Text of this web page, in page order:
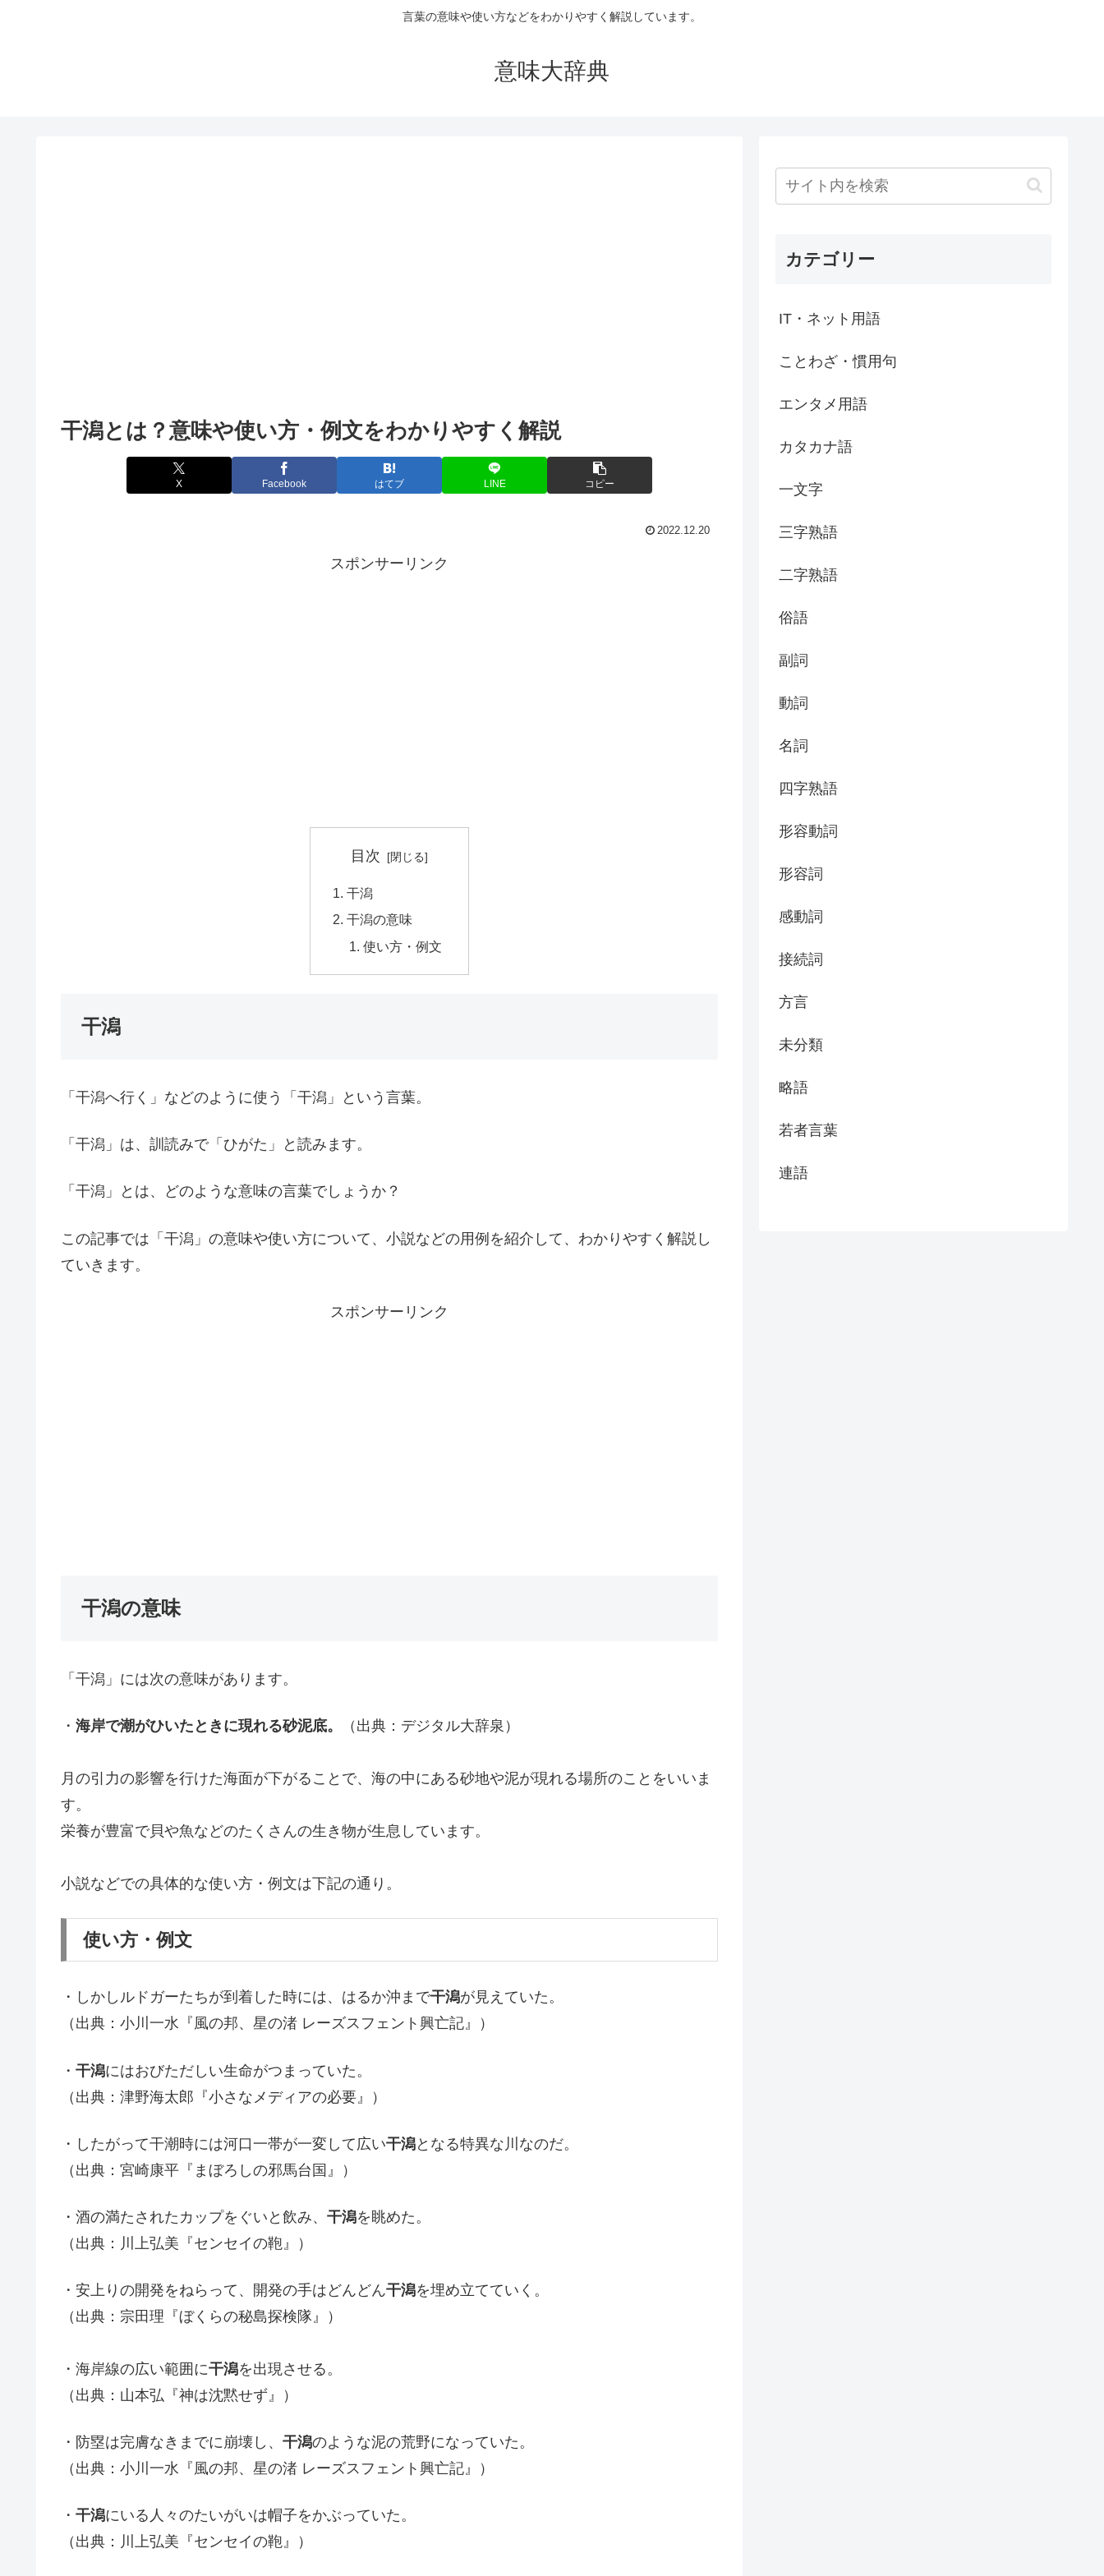
言葉の意味や使い方などをわかりやすく解説しています。
意味大辞典
干潟とは？意味や使い方・例文をわかりやすく解説
X Facebook はてブ LINE コピー
2022.12.20
スポンサーリンク
目次
干潟
干潟の意味
使い方・例文
干潟
「干潟へ行く」などのように使う「干潟」という言葉。
「干潟」は、訓読みで「ひがた」と読みます。
「干潟」とは、どのような意味の言葉でしょうか？
この記事では「干潟」の意味や使い方について、小説などの用例を紹介して、わかりやすく解説し
ていきます。
スポンサーリンク
干潟の意味
「干潟」には次の意味があります。
・ 海岸で潮がひいたときに現れる砂泥底。 （出典：デジタル大辞泉）
月の引力の影響を行けた海面が下がることで、海の中にある砂地や泥が現れる場所のことをいいま
す。
栄養が豊富で貝や魚などのたくさんの生き物が生息しています。
小説などでの具体的な使い方・例文は下記の通り。
使い方・例文
・しかしルドガーたちが到着した時には、はるか沖まで干潟が見えていた。
（出典：小川一水『風の邦、星の渚 レーズスフェント興亡記』）
・ 干潟にはおびただしい生命がつまっていた。
（出典：津野海太郎『小さなメディアの必要』）
・したがって干潮時には河口一帯が一変して広い干潟となる特異な川なのだ。
（出典：宮崎康平『まぼろしの邪馬台国』）
・酒の満たされたカップをぐいと飲み、 干潟を眺めた。
（出典：川上弘美『センセイの鞄』）
・安上りの開発をねらって、開発の手はどんどん干潟を埋め立てていく。
（出典：宗田理『ぼくらの秘島探検隊』）
・海岸線の広い範囲に干潟を出現させる。
（出典：山本弘『神は沈黙せず』）
・防塁は完膚なきまでに崩壊し、 干潟のような泥の荒野になっていた。
（出典：小川一水『風の邦、星の渚 レーズスフェント興亡記』）
・ 干潟にいる人々のたいがいは帽子をかぶっていた。
（出典：川上弘美『センセイの鞄』）
カテゴリー
IT・ネット用語
ことわざ・慣用句
エンタメ用語
カタカナ語
一文字
三字熟語
二字熟語
俗語
副詞
動詞
名詞
四字熟語
形容動詞
形容詞
感動詞
接続詞
方言
未分類
略語
若者言葉
連語